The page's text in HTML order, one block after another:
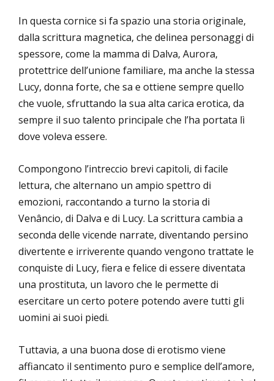
In questa cornice si fa spazio una storia originale,
dalla scrittura magnetica, che delinea personaggi di
spessore, come la mamma di Dalva, Aurora,
protettrice dell’unione familiare, ma anche la stessa
Lucy, donna forte, che sa e ottiene sempre quello
che vuole, sfruttando la sua alta carica erotica, da
sempre il suo talento principale che l’ha portata lì
dove voleva essere.
Compongono l’intreccio brevi capitoli, di facile
lettura, che alternano un ampio spettro di
emozioni, raccontando a turno la storia di
Venâncio, di Dalva e di Lucy. La scrittura cambia a
seconda delle vicende narrate, diventando persino
divertente e irriverente quando vengono trattate le
conquiste di Lucy, fiera e felice di essere diventata
una prostituta, un lavoro che le permette di
esercitare un certo potere potendo avere tutti gli
uomini ai suoi piedi.
Tuttavia, a una buona dose di erotismo viene
affiancato il sentimento puro e semplice dell’amore,